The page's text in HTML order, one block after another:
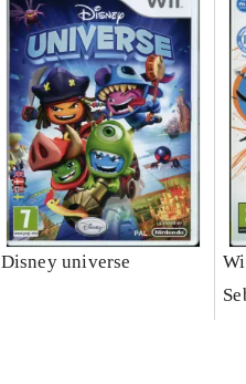
Disney universe